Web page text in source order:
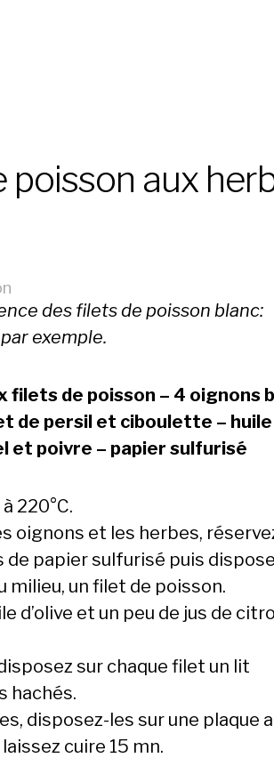
poisson aux
des filets de poisson blanc:
exemple.
filets de poisson – 4 oignons
de persil et ciboulette – huile
et poivre – papier sulfurisé
220°C.
oignons et les herbes,
de papier sulfurisé puis
milieu, un filet de poisson.
d’olive et un peu de jus de
sur chaque filet un lit
hachés.
disposez-les sur une plaque
cuire 15 mn.